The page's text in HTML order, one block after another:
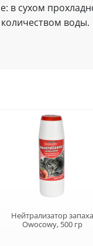
в сухом
воды.
Нейтрализатор запаха
Owocowy, 500 гр